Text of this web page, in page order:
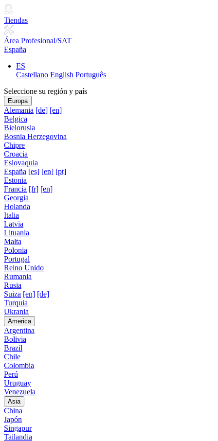
Tiendas
Área Profesional/SAT
España
ES
Castellano English Português
Seleccione su región y país
Europa
Alemania [de] [en]
Belgica
Bielorusia
Bosnia Herzegovina
Chipre
Croacia
Eslovaquia
España [es] [en] [pt]
Estonia
Francia [fr] [en]
Georgia
Holanda
Italia
Latvia
Lituania
Malta
Polonia
Portugal
Reino Unido
Rumania
Rusia
Suiza [en] [de]
Turquia
Ukrania
America
Argentina
Bolivia
Brazil
Chile
Colombia
Perú
Uruguay
Venezuela
Asia
China
Japón
Singapur
Tailandia